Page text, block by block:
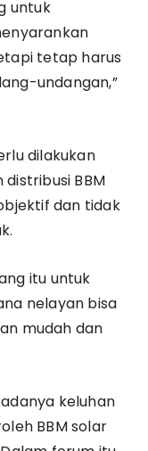
untuk
tetap harus
undangan,”
dilakukan
BBM
dan tidak
itu untuk
nelayan bisa
mudah dan
keluhan
BBM solar